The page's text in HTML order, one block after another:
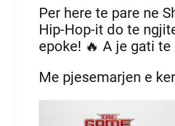
Per here te pare ne
Hip-Hop-it do te
epoke! 🔥 A je gati
Me pjesemarjen e